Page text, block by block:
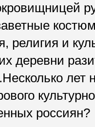
религия и
деревни
россиян?